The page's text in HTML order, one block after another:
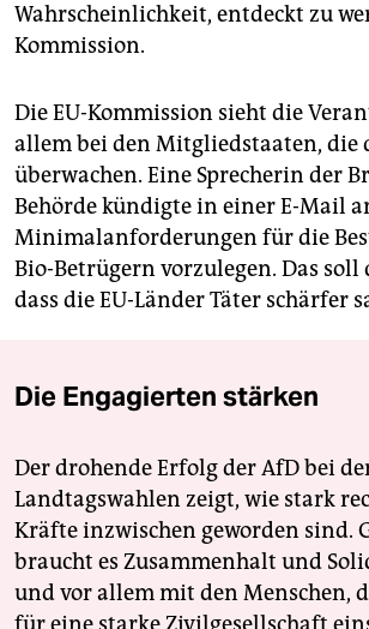
Wahrscheinlichkeit, entdeckt zu
Kommission.
Die EU-Kommission sieht die
allem bei den Mitgliedstaaten, die
überwachen. Eine Sprecherin der
Behörde kündigte in einer E-Mail
Minimalanforderungen für die
Bio-Betrügern vorzulegen. Das soll
dass die EU-Länder Täter schärfer
Die Engagierten stärken
Der drohende Erfolg der AfD bei
Landtagswahlen zeigt, wie stark
Kräfte inzwischen geworden sind.
braucht es Zusammenhalt und
und vor allem mit den Menschen,